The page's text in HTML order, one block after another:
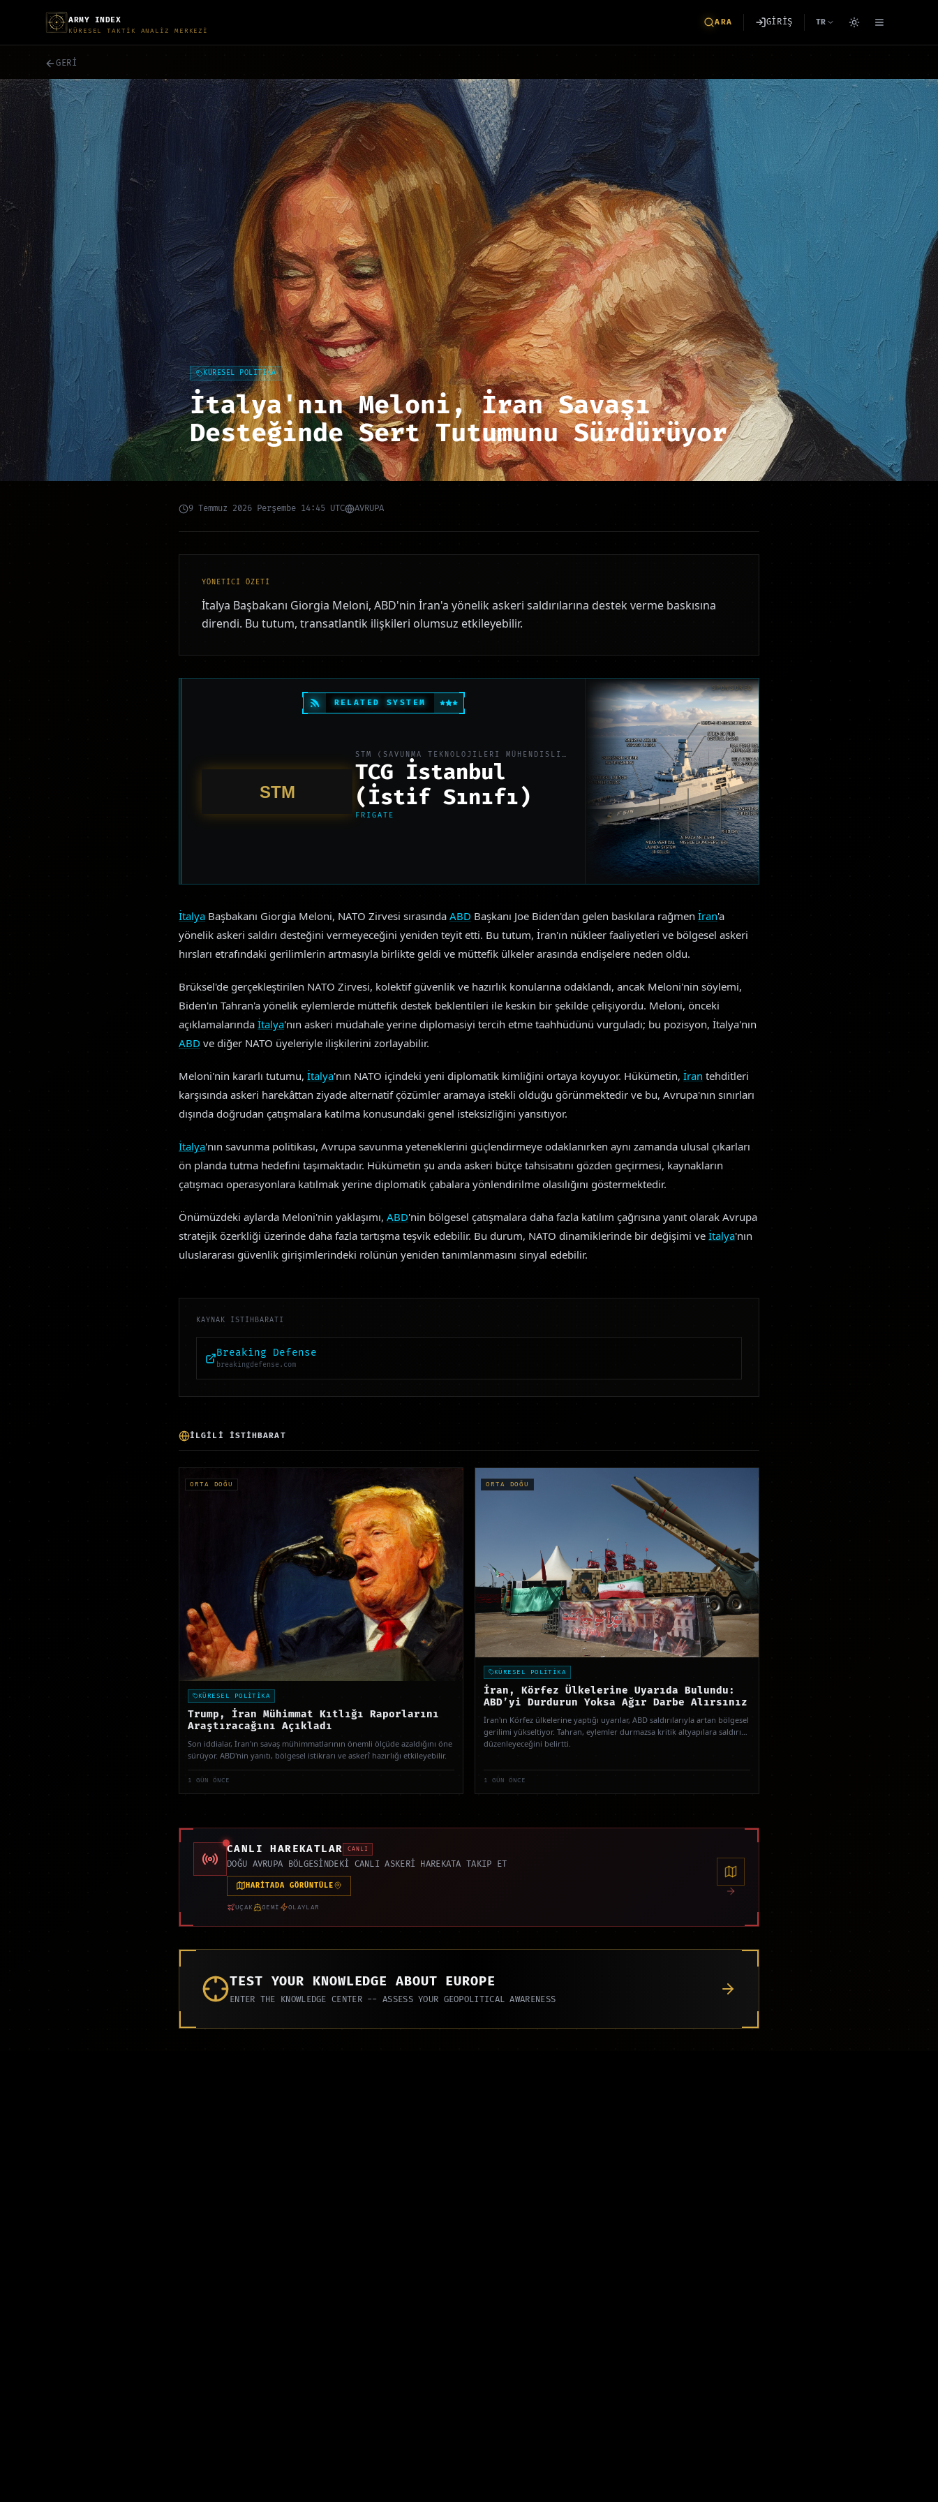
ARMY INDEX
KÜRESEL TAKTİK ANALİZ MERKEZİ
ARA GİRİŞ TR
GERİ
KÜRESEL POLİTİKA
İtalya'nın Meloni, İran Savaşı
Desteğinde Sert Tutumunu Sürdürüyor
9 Temmuz 2026 Perşembe 14:45 UTC AVRUPA
YÖNETİCİ ÖZETİ
İtalya Başbakanı Giorgia Meloni, ABD'nin İran'a yönelik askeri saldırılarına destek verme baskısına
direndi. Bu tutum, transatlantik ilişkileri olumsuz etkileyebilir.
RELATED SYSTEM
STM (SAVUNMA TEKNOLOJILERI MÜHENDISLIK)
TCG İstanbul
(İstif Sınıfı)
FRIGATE
SPONSORED
İtalya Başbakanı Giorgia Meloni, NATO Zirvesi sırasında ABD Başkanı Joe Biden'dan gelen baskılara rağmen İran'a
yönelik askeri saldırı desteğini vermeyeceğini yeniden teyit etti. Bu tutum, İran'ın nükleer faaliyetleri ve bölgesel askeri
hırsları etrafındaki gerilimlerin artmasıyla birlikte geldi ve müttefik ülkeler arasında endişelere neden oldu.
Brüksel'de gerçekleştirilen NATO Zirvesi, kolektif güvenlik ve hazırlık konularına odaklandı, ancak Meloni'nin söylemi,
Biden'ın Tahran'a yönelik eylemlerde müttefik destek beklentileri ile keskin bir şekilde çelişiyordu. Meloni, önceki
açıklamalarında İtalya'nın askeri müdahale yerine diplomasiyi tercih etme taahhüdünü vurguladı; bu pozisyon, İtalya'nın
ABD ve diğer NATO üyeleriyle ilişkilerini zorlayabilir.
Meloni'nin kararlı tutumu, İtalya'nın NATO içindeki yeni diplomatik kimliğini ortaya koyuyor. Hükümetin, İran tehditleri
karşısında askeri harekâttan ziyade alternatif çözümler aramaya istekli olduğu görünmektedir ve bu, Avrupa'nın sınırları
dışında doğrudan çatışmalara katılma konusundaki genel isteksizliğini yansıtıyor.
İtalya'nın savunma politikası, Avrupa savunma yeteneklerini güçlendirmeye odaklanırken aynı zamanda ulusal çıkarları
ön planda tutma hedefini taşımaktadır. Hükümetin şu anda askeri bütçe tahsisatını gözden geçirmesi, kaynakların
çatışmacı operasyonlara katılmak yerine diplomatik çabalara yönlendirilme olasılığını göstermektedir.
Önümüzdeki aylarda Meloni'nin yaklaşımı, ABD'nin bölgesel çatışmalara daha fazla katılım çağrısına yanıt olarak Avrupa
stratejik özerkliği üzerinde daha fazla tartışma teşvik edebilir. Bu durum, NATO dinamiklerinde bir değişimi ve İtalya'nın
uluslararası güvenlik girişimlerindeki rolünün yeniden tanımlanmasını sinyal edebilir.
KAYNAK İSTİHBARATI
Breaking Defense
breakingdefense.com
İLGİLİ İSTİHBARAT
ORTA DOĞU
KÜRESEL POLİTİKA
Trump, İran Mühimmat Kıtlığı Raporlarını
Araştıracağını Açıkladı
Son iddialar, İran'ın savaş mühimmatlarının önemli ölçüde azaldığını öne
sürüyor. ABD'nin yanıtı, bölgesel istikrarı ve askerî hazırlığı etkileyebilir.
1 GÜN ÖNCE
ORTA DOĞU
KÜRESEL POLİTİKA
İran, Körfez Ülkelerine Uyarıda Bulundu:
ABD’yi Durdurun Yoksa Ağır Darbe Alırsınız
İran'ın Körfez ülkelerine yaptığı uyarılar, ABD saldırılarıyla artan bölgesel
gerilimi yükseltiyor. Tahran, eylemler durmazsa kritik altyapılara saldırı
düzenleyeceğini belirtti.
1 GÜN ÖNCE
CANLI HAREKATLAR CANLI
DOĞU AVRUPA BÖLGESİNDEKİ CANLI ASKERİ HAREKATA TAKIP ET
HARİTADA GÖRÜNTÜLE
UÇAK GEMİ OLAYLAR
TEST YOUR KNOWLEDGE ABOUT EUROPE
ENTER THE KNOWLEDGE CENTER -- ASSESS YOUR GEOPOLITICAL AWARENESS